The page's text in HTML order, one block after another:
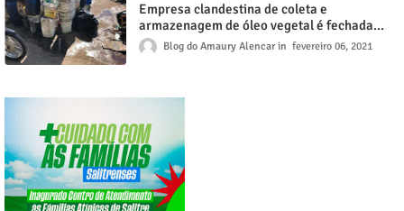
Empresa clandestina de coleta e
armazenagem de óleo vegetal é fechada
pela Polícia Civil
Blog do Amaury Alencar fevereiro 06, 2021